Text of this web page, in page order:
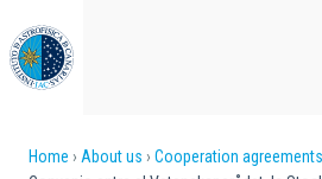
to
main
content
Breadcrumb
Home About us Cooperation agreements